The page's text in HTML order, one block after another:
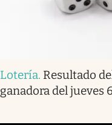
Lotería. Resultado
ganadora del jueves